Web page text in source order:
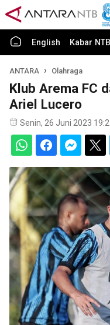
English Kabar NTB
ANTARA Olahraga
Klub Arema FC
Ariel Lucero
Senin, 26 Juni 2023